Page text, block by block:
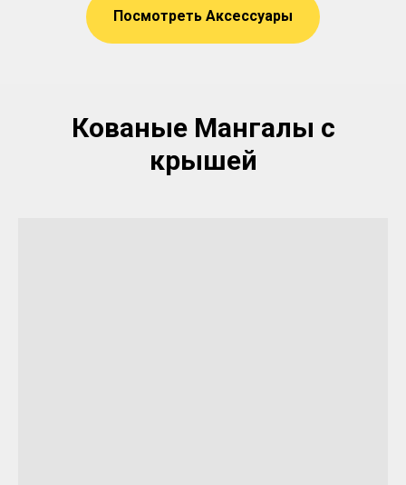
Посмотреть Аксессуары
Кованые Мангалы с
крышей